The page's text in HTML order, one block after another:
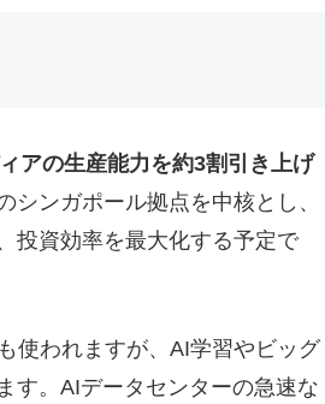
アの生産能力を約3割引き上げ
ンガポール拠点を中核とし、
投資効率を最大化する予定で
使われますが、AI学習やビッグ
す。AIデータセンターの急速な